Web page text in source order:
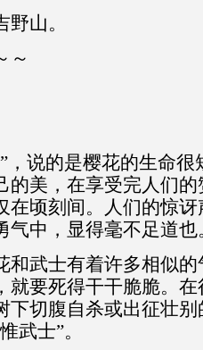
山。
～
，说的是樱花的生命
的美，在享受完人们
在顷刻间。人们的惊
气中，显得毫不足道也
和武士有着许多相似
就要死得干干脆脆。
下切腹自杀或出征壮
武士”。